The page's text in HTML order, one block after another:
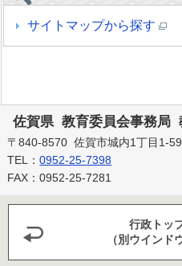
サイトマップから探す
佐賀県 教育委員会事務局
〒840-8570 佐賀市城内1丁目1-59
TEL：0952-25-7398
FAX：0952-25-7281
行政トッ
（別ウインド